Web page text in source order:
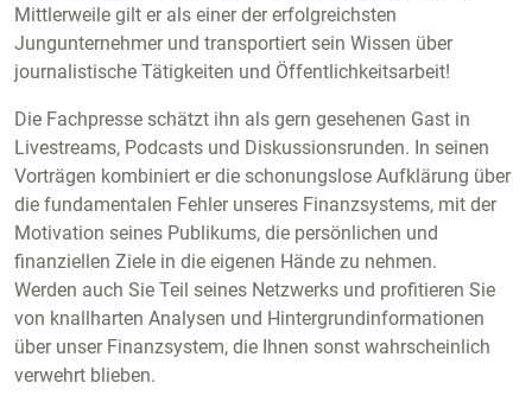
Mittlerweile gilt er als einer der erfolgreichsten
Jungunternehmer und transportiert sein Wissen über
journalistische Tätigkeiten und Öffentlichkeitsarbeit!
Die Fachpresse schätzt ihn als gern gesehenen Gast in
Livestreams, Podcasts und Diskussionsrunden. In seinen
Vorträgen kombiniert er die schonungslose Aufklärung über
die fundamentalen Fehler unseres Finanzsystems, mit der
Motivation seines Publikums, die persönlichen und
finanziellen Ziele in die eigenen Hände zu nehmen.
Werden auch Sie Teil seines Netzwerks und profitieren Sie
von knallharten Analysen und Hintergrundinformationen
über unser Finanzsystem, die Ihnen sonst wahrscheinlich
verwehrt blieben.